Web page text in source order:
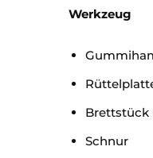
Werkzeug
Brettstück
Schnur